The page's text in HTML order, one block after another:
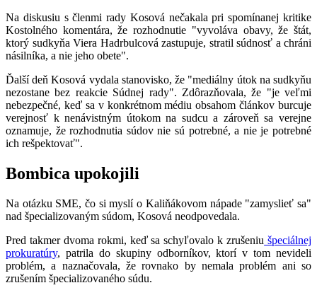
Na diskusiu s členmi rady Kosová nečakala pri spomínanej kritike
Kostolného komentára, že rozhodnutie "vyvoláva obavy, že štát,
ktorý sudkyňa Viera Hadrbulcová zastupuje, stratil súdnosť a chráni
násilníka, a nie jeho obete".
Ďalší deň Kosová vydala stanovisko, že "mediálny útok na sudkyňu
nezostane bez reakcie Súdnej rady". Zdôrazňovala, že "je veľmi
nebezpečné, keď sa v konkrétnom médiu obsahom článkov burcuje
verejnosť k nenávistným útokom na sudcu a zároveň sa verejne
oznamuje, že rozhodnutia súdov nie sú potrebné, a nie je potrebné
ich rešpektovať".
Bombica upokojili
Na otázku SME, čo si myslí o Kaliňákovom nápade "zamyslieť sa"
nad špecializovaným súdom, Kosová neodpovedala.
Pred takmer dvoma rokmi, keď sa schyľovalo k zrušeniu špeciálnej
prokuratúry, patrila do skupiny odborníkov, ktorí v tom nevideli
problém, a naznačovala, že rovnako by nemala problém ani so
zrušením špecializovaného súdu.